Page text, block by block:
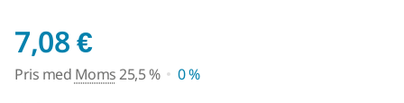
7,08 €Pris med Moms 25,5 %
Pris med Moms25,5 %
0 %